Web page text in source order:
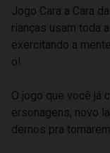
Jogo Cara a Cara
rianças usam toda
exercitando a
o!
O jogo que você já
ersonagens, novo
dernos pra